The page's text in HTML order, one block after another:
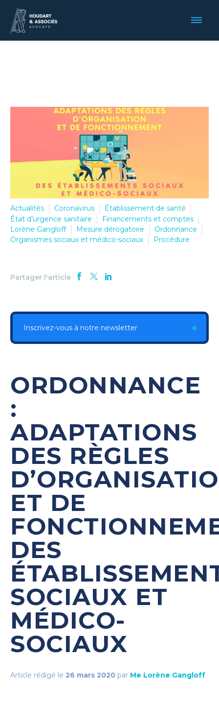
Actualités Coronavirus
Établissement de santé
État d’urgence sanitaire
Financements et comptes
Lorène Gangloff
Mesure dérogatoire
Ordonnance
Organismes sociaux et médico-sociaux
Procédure
Partager l'article
Inscrivez-vous à notre newsletter
ORDONNANCE
:
ADAPTATIONS
DES RÈGLES
ET DE
DES
SOCIAUX ET
MÉDICO-
SOCIAUX
Article rédigé le 26 mars 2020 par Me Lorène Gangloff